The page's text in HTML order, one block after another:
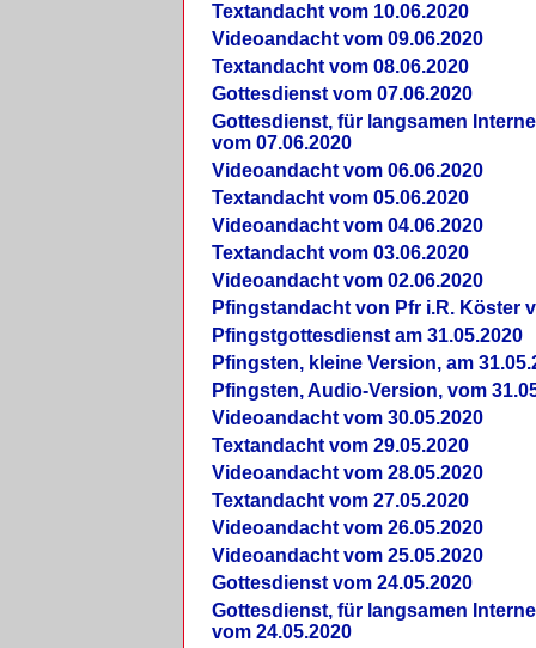
Textandacht vom 10.06.2020
Videoandacht vom 09.06.2020
Textandacht vom 08.06.2020
Gottesdienst vom 07.06.2020
Gottesdienst, für langsamen
vom 07.06.2020
Videoandacht vom 06.06.2020
Textandacht vom 05.06.2020
Videoandacht vom 04.06.2020
Textandacht vom 03.06.2020
Videoandacht vom 02.06.2020
Pfingstandacht von Pfr i.R. Köster
Pfingstgottesdienst am 31.05.2020
Pfingsten, kleine Version, am
Pfingsten, Audio-Version, vom
Videoandacht vom 30.05.2020
Textandacht vom 29.05.2020
Videoandacht vom 28.05.2020
Textandacht vom 27.05.2020
Videoandacht vom 26.05.2020
Videoandacht vom 25.05.2020
Gottesdienst vom 24.05.2020
Gottesdienst, für langsamen
vom 24.05.2020